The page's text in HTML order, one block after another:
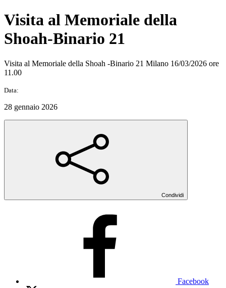
Visita al Memoriale della
Shoah-Binario 21
Visita al Memoriale della Shoah -Binario 21 Milano 16/03/2026 ore
11.00
Data:
28 gennaio 2026
Condividi
Facebook